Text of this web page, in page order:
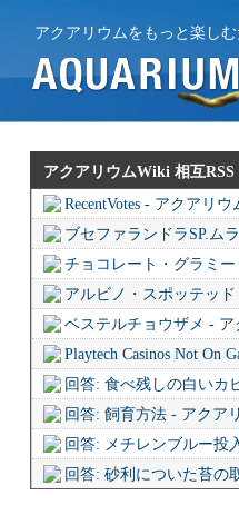
アクアリウムをもっと楽し
アクアリウムWiki 相互RSS
RecentVotes - アクアリウ
ブセファランドラSP.ム
チョコレート・グラミ
アルビノ・スポッテッ
ベステルチョウザメ -
Playtech Casinos Not On
回答: 食べ残しの白いカ
回答: 飼育方法 - アクア
回答: メチレンブルー投
回答: 砂利についた苔の